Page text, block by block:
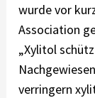
wurde vor
Association
„Xylitol
verringern